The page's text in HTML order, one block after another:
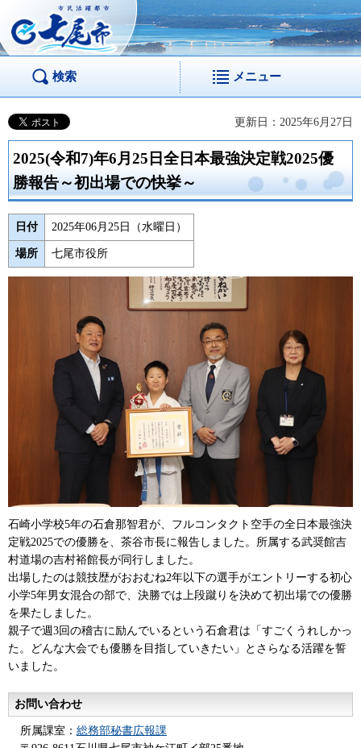
市民活躍都市 七尾
市
検索 メニュー
更新日：2025年6月27日
2025(令和7)年6月25日全日本最強決定戦2025優
勝報告～初出場での快挙～
日付 2025年06月25日（水曜日）
場所 七尾市役所
石崎小学校5年の石倉那智君が、フルコンタクト空手の全日本最強決
定戦2025での優勝を、茶谷市長に報告しました。所属する武奨館吉
村道場の吉村裕館長が同行しました。
出場したのは競技歴がおおむね2年以下の選手がエントリーする初心
小学5年男女混合の部で、決勝では上段蹴りを決めて初出場での優勝
を果たしました。
親子で週3回の稽古に励んでいるという石倉君は「すごくうれしかっ
た。どんな大会でも優勝を目指していきたい」とさらなる活躍を誓
いました。
お問い合わせ
所属課室： 総務部秘書広報課